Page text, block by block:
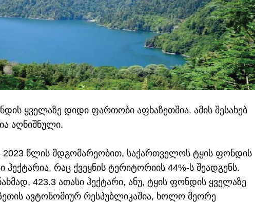
ყველაზე დიდი ფართობი აფხაზეთშია. ამის შესახებ
აღნიშნული.
წლის მდგომარეობით, საქართველოს ტყის ფონდის
რაც ქვეყნის ტერიტორიის 44%-ს შეადგენს.
423.3 ათასი ჰექტარი, ანუ, ტყის ფონდის ყველაზე
ავტონომიურ რესპუბლიკაშია, ხოლო მეორე